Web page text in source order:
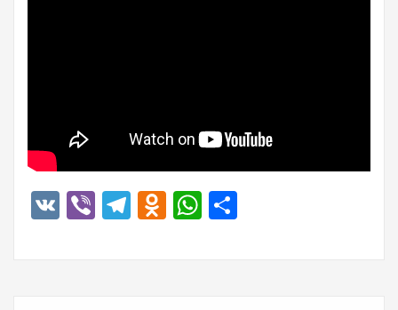
VK ViberTelegram
Odnoklassniki
WhatsApp